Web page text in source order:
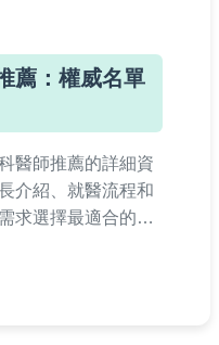
薦：權威名單
醫師推薦的詳細資
介紹、就醫流程和
求選擇最適合的感